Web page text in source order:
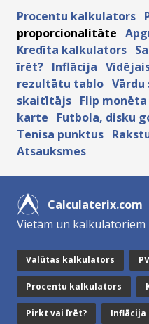
Procentu kalkulators
proporcionalitāte
Kredīta kalkulators
īrēt? Inflācija
rezultātu tablo
skaitītājs Flip monēta
karte
Futbola, disku
Tenisa punktus
Atsauksmes
Calculaterix.com
Vietām un
Valūtas kalkulators
Procentu kalkulators
Pirkt vai īrēt? Inflācija